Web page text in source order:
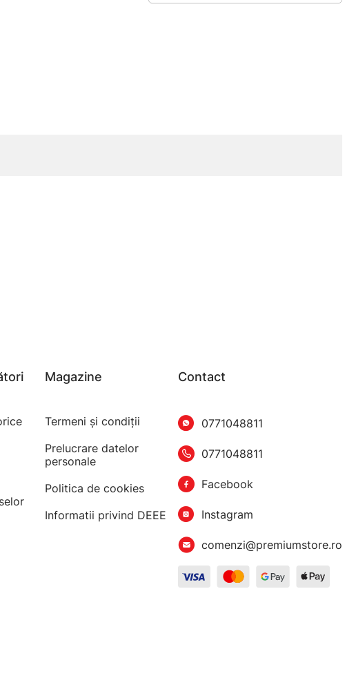
Magazine
Termeni şi condiţii
Prelucrare datelor
personale
Politica de cookies
Informatii privind DEEE
Contact
0771048811
0771048811
Facebook
Instagram
comenzi@premiumstore.ro